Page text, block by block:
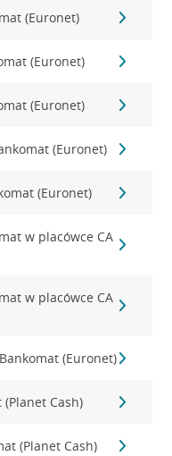
(Euronet)
(Euronet)
(Euronet)
(Euronet)
(Euronet)
w placówce CA
w placówce CA
Bankomat (Euronet)
(Planet Cash)
(Planet Cash)